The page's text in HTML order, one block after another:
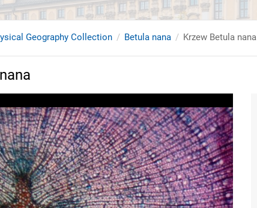
Geography Collection Betula nana Krzew Betula nana